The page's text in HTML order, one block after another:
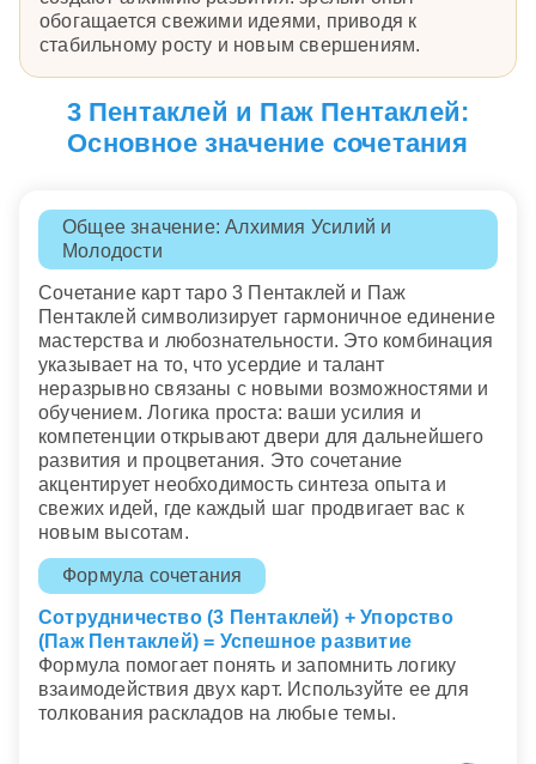
обогащается свежими идеями, приводя к
стабильному росту и новым свершениям.
3 Пентаклей и Паж Пентаклей:
Основное значение сочетания
Общее значение: Алхимия Усилий и
Молодости
Сочетание карт таро 3 Пентаклей и Паж
Пентаклей символизирует гармоничное единение
мастерства и любознательности. Это комбинация
указывает на то, что усердие и талант
неразрывно связаны с новыми возможностями и
обучением. Логика проста: ваши усилия и
компетенции открывают двери для дальнейшего
развития и процветания. Это сочетание
акцентирует необходимость синтеза опыта и
свежих идей, где каждый шаг продвигает вас к
новым высотам.
Формула сочетания
Сотрудничество (3 Пентаклей) + Упорство
(Паж Пентаклей) = Успешное развитие
Формула помогает понять и запомнить логику
взаимодействия двух карт. Используйте ее для
толкования раскладов на любые темы.